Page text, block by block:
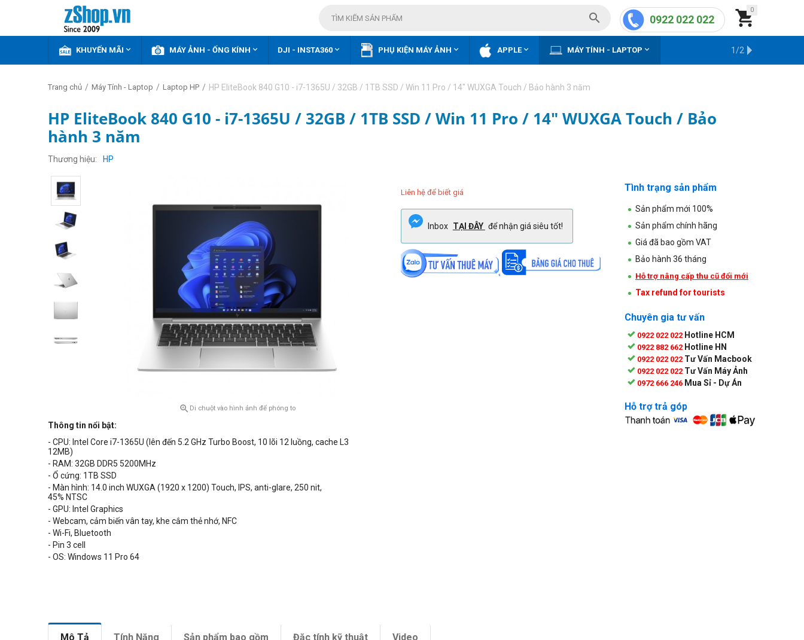
0

0922 022 022

KHUYẾN MÃI  MÁY ẢNH - ỐNG KÍNH  DJI - INSTA360  PHỤ KIỆN MÁY ẢNH  APPLE MÁY TÍNH - LAPTOP  KHO HÀNG CŨ
1/2
Trang chủ / Máy Tính - Laptop / Laptop HP / HP EliteBook 840 G10 - i7-1365U / 32GB / 1TB SSD / Win 11 Pro / 14" WUXGA Touch / Bảo hành 3 năm
HP EliteBook 840 G10 - i7-1365U / 32GB / 1TB SSD / Win 11 Pro / 14" WUXGA Touch / Bảo
hành 3 năm
Thương hiệu HP
 Di chuột vào hình ảnh để phóng to
Thông tin nổi bật:
- CPU: Intel Core i7-1365U (lên đến 5.2 GHz Turbo Boost, 10 lõi 12 luồng, cache L3
12MB)
- RAM: 32GB DDR5 5200MHz
- Ổ cứng: 1TB SSD
- Màn hình: 14.0 inch WUXGA (1920 x 1200) Touch, IPS, anti-glare, 250 nit,
45% NTSC
- GPU: Intel Graphics
- Webcam, cảm biến vân tay, khe cắm thẻ nhớ, NFC
- Wi-Fi, Bluetooth
- Pin 3 cell
- OS: Windows 11 Pro 64
Liên hệ để biết giá
Inbox TẠI ĐÂY để nhận giá siêu tốt!
Tình trạng sản phẩm
Sản phẩm mới 100%
Sản phẩm chính hãng
Giá đã bao gồm VAT
Bảo hành 36 tháng
Hỗ trợ nâng cấp thu cũ đổi mới
Tax refund for tourists
Chuyên gia tư vấn
0922 022 022 Hotline HCM
0922 882 662 Hotline HN
0922 022 022 Tư Vấn Macbook
0922 022 022 Tư Vấn Máy Ảnh
0972 666 246 Mua Sỉ - Dự Án
Hỗ trợ trả góp
Mô Tả Tính Năng Sản phẩm bao gồm Đặc tính kỹ thuật Video